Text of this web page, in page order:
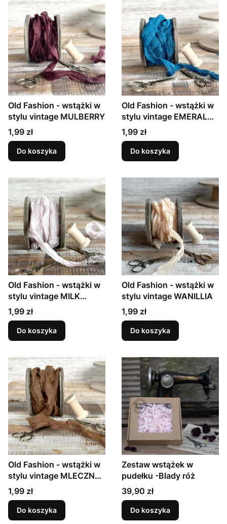
Old Fashion - wstążki w
stylu vintage MULBERRY
Cena
1,99 zł
Do koszyka
Old Fashion - wstążki w
stylu vintage EMERALD
BLUE
Cena
1,99 zł
Do koszyka
Old Fashion - wstążki w
stylu vintage MILK
FOAM
Cena
1,99 zł
Do koszyka
Old Fashion - wstążki w
stylu vintage WANILLIA
Cena
1,99 zł
Do koszyka
Old Fashion - wstążki w
stylu vintage MLECZNA
CZEKOLADA
Cena
1,99 zł
Do koszyka
Zestaw wstążek w
pudełku -Blady róż
Cena
39,90 zł
Do koszyka